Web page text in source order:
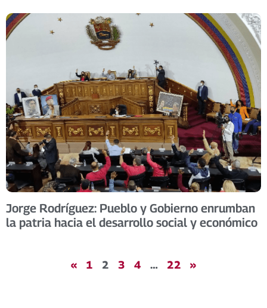
Jorge Rodríguez: Pueblo y Gobierno enrumban
la patria hacia el desarrollo social y económico
« 1 2 3 4 … 22 »